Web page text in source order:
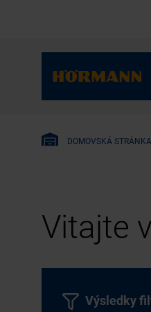
DOMOVSKÁ STRÁNKA
Vitajte
Výsledky